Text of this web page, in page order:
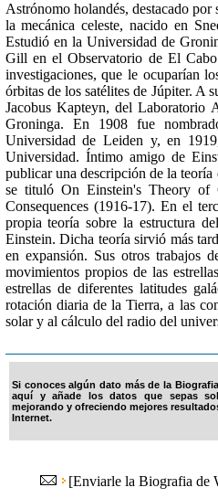
Astrónomo holandés, destacado
la mecánica celeste, nacido en
Estudió en la Universidad de
Gill en el Observatorio de El
investigaciones, que le ocuparían
órbitas de los satélites de Júpiter. A
Jacobus Kapteyn, del Laboratorio
Groninga. En 1908 fue
Universidad de Leiden y, en
Universidad. Íntimo amigo de
publicar una descripción de la
se tituló On Einstein's Theory of
Consequences (1916-17). En el
propia teoría sobre la estructura
Einstein. Dicha teoría sirvió más
en expansión. Sus otros trabajos
movimientos propios de las
estrellas de diferentes latitudes
rotación diaria de la Tierra, a las
solar y al cálculo del radio del
Si conoces algún dato más de la
aquí y añade los datos que sepas
mejorando y ofreciendo mejores
Internet.
[Enviarle la Biografia de